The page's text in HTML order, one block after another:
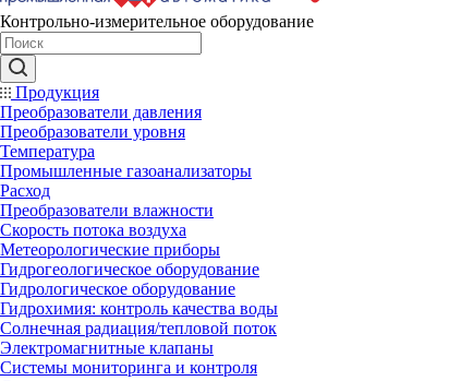
Контрольно-измерительное оборудование
Продукция
Преобразователи давления
Преобразователи уровня
Температура
Промышленные газоанализаторы
Расход
Преобразователи влажности
Скорость потока воздуха
Метеорологические приборы
Гидрогеологическое оборудование
Гидрологическое оборудование
Гидрохимия: контроль качества воды
Солнечная радиация/тепловой поток
Электромагнитные клапаны
Системы мониторинга и контроля